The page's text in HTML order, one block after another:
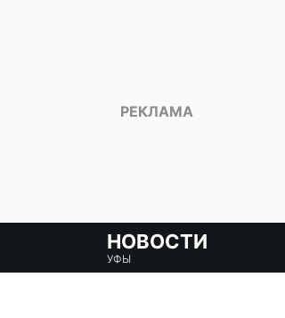
НОВОСТИ
УФЫ